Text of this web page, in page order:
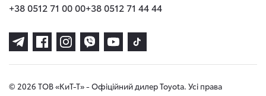
+38 0512 71 00 00+38 0512 71 44 44
© 2026 ТОВ «КиТ-Т» - Офіційний дилер Toyota. Усі права